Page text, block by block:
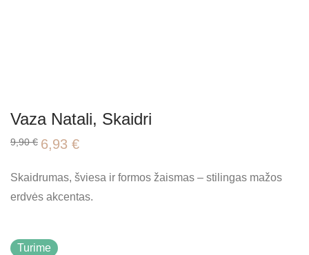
Vaza Natali, Skaidri
9,90€ Original
price
9,90 €.
6,93 €Current
6,93 €.
Skaidrumas, šviesa ir formos žaismas – stilingas mažos
erdvės akcentas.
Turime